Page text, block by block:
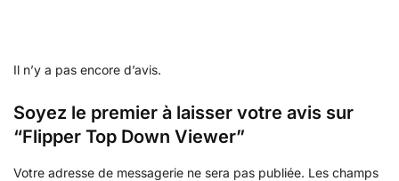
Il n’y a pas encore d’avis.
Soyez le premier à laisser votre avis sur
“Flipper Top Down Viewer”
Votre adresse de messagerie ne sera pas publiée. Les champs